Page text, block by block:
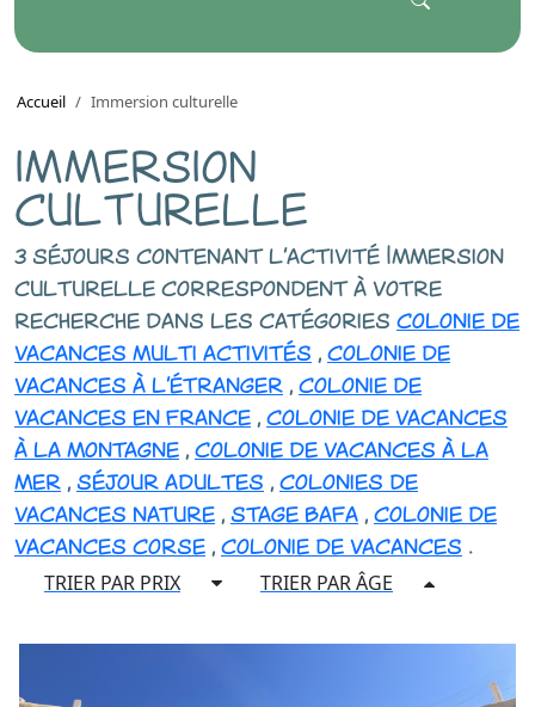
Accueil Immersion culturelle
IMMERSION
CULTURELLE
3 séjours contenant l'activité Immersion
culturelle correspondent à votre
recherche dans les catégories colonie de
vacances multi activités ,colonie de
vacances à l'étranger ,colonie de
vacances en france ,colonie de vacances
à la montagne ,colonie de vacances à la
mer , séjour adultes ,colonies de
vacances nature , stage bafa ,colonie de
vacances corse ,colonie de vacances .
TRIER PAR PRIX TRIER PAR ÂGE